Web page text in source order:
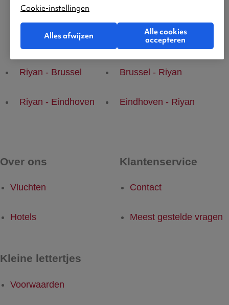
Populaire vluchten
Riyan - Brussel Brussel - Riyan
Riyan - Eindhoven Eindhoven - Riyan
Over ons
Vluchten
Hotels
Klantenservice
Contact
Meest gestelde vragen
Kleine lettertjes
Voorwaarden
Cookie-instellingen
Alles afwijzen
Alle cookies
accepteren